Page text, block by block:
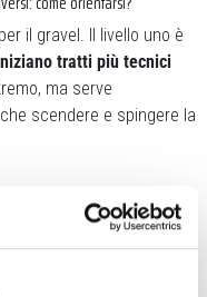
il gravel. Il livello uno è
tratti più tecnici
ma serve
scendere e spingere la